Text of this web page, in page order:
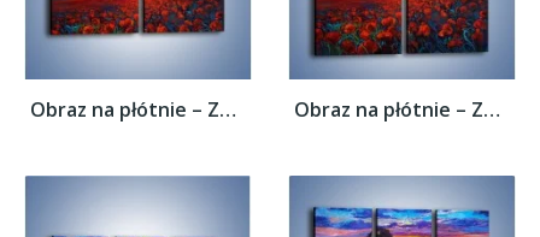
Obraz na płótnie – Zachód słońca nad... Obraz na płótnie – Zachód słońca nad...